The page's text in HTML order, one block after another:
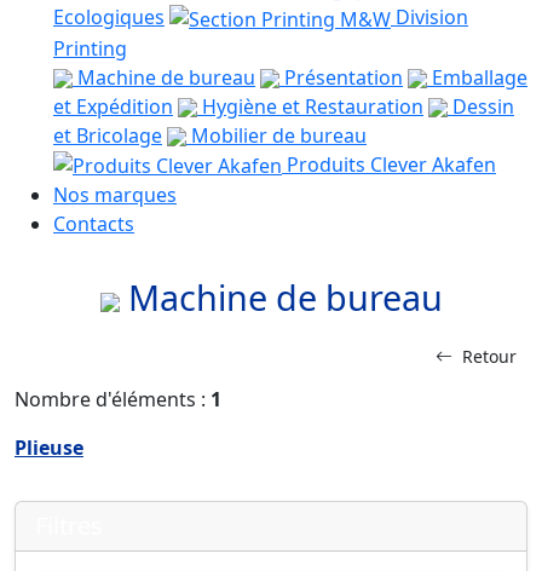
Ecologiques
Division
Printing
Machine de bureau
Présentation
Emballage
et Expédition
Hygiène et Restauration
Dessin
et Bricolage
Mobilier de bureau
Produits Clever Akafen
Nos marques
Contacts
Machine de bureau
Retour
Nombre d'éléments : 1
Plieuse